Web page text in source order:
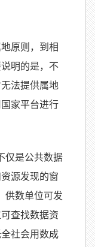
原则，到相
明的是，不
法提供属地
家平台进行
仅是公共数据
源发现的窗
供数单位可发
查找数据资
社会用数成